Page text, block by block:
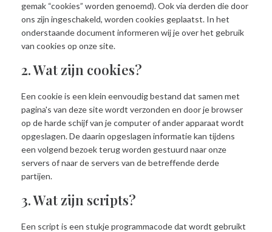
gemak “cookies” worden genoemd). Ook via derden die door
ons zijn ingeschakeld, worden cookies geplaatst. In het
onderstaande document informeren wij je over het gebruik
van cookies op onze site.
2. Wat zijn cookies?
Een cookie is een klein eenvoudig bestand dat samen met
pagina's van deze site wordt verzonden en door je browser
op de harde schijf van je computer of ander apparaat wordt
opgeslagen. De daarin opgeslagen informatie kan tijdens
een volgend bezoek terug worden gestuurd naar onze
servers of naar de servers van de betreffende derde
partijen.
3. Wat zijn scripts?
Een script is een stukje programmacode dat wordt gebruikt